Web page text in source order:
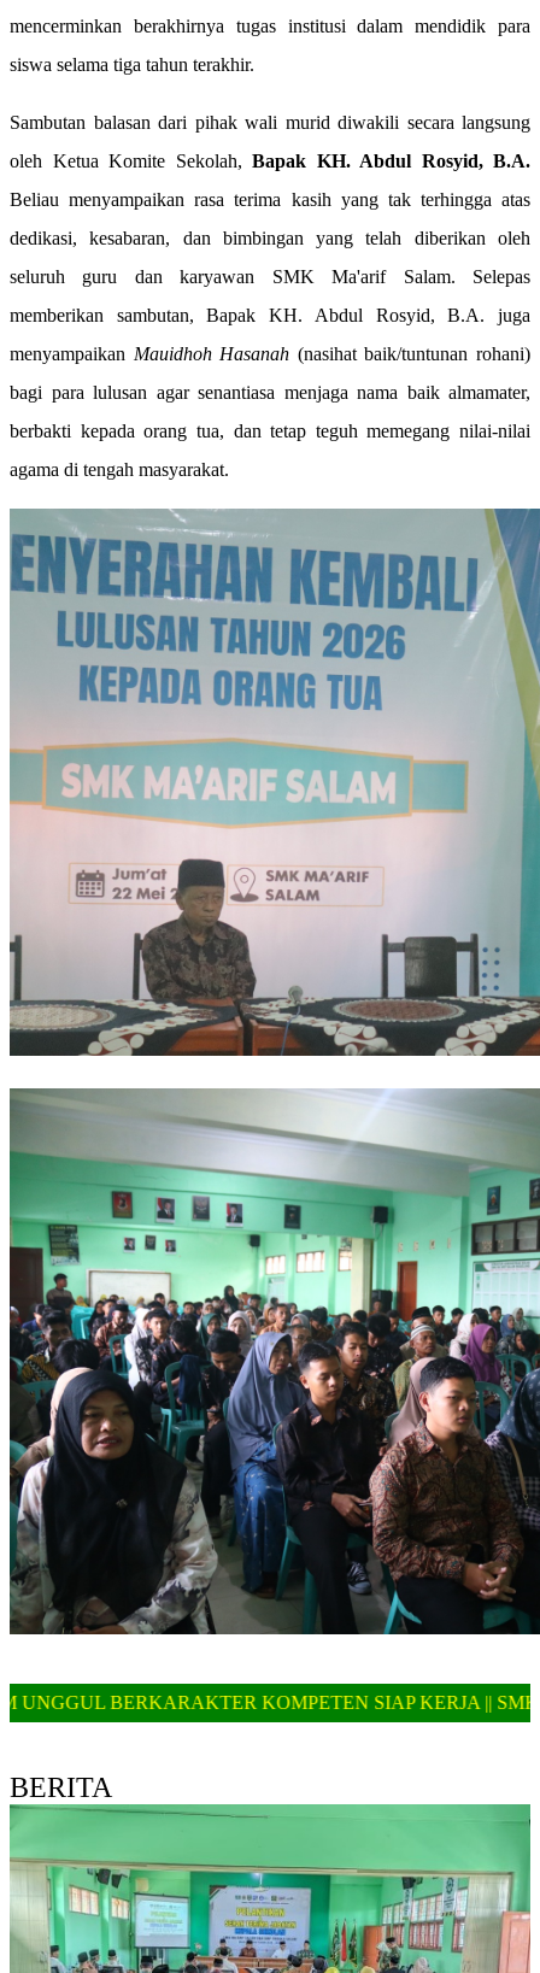
mencerminkan berakhirnya tugas institusi dalam mendidik para
siswa selama tiga tahun terakhir.
Sambutan balasan dari pihak wali murid diwakili secara langsung
oleh Ketua Komite Sekolah, Bapak KH. Abdul Rosyid, B.A.
Beliau menyampaikan rasa terima kasih yang tak terhingga atas
dedikasi, kesabaran, dan bimbingan yang telah diberikan oleh
seluruh guru dan karyawan SMK Ma'arif Salam. Selepas
memberikan sambutan, Bapak KH. Abdul Rosyid, B.A. juga
menyampaikan Mauidhoh Hasanah (nasihat baik/tuntunan rohani)
bagi para lulusan agar senantiasa menjaga nama baik almamater,
berbakti kepada orang tua, dan tetap teguh memegang nilai-nilai
agama di tengah masyarakat.
KOMPETEN SIAP KERJA || SMK MA'ARIF SALAM
BERITA